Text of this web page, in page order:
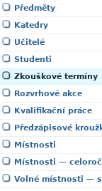
Předměty
Katedry
Učitelé
Studenti
Zkouškové termíny
Rozvrhové akce
Kvalifikační práce
Předzápisové
Místnosti
Místnosti —
Volné místnosti —